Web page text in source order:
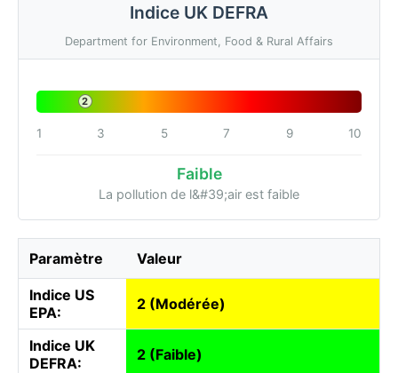
Indice UK DEFRA
Department for Environment, Food & Rural Affairs
2
1 3 5 7 9 10
Faible
La pollution de l&#39;air est faible
Paramètre Valeur
Indice US
EPA:
2 (Modérée)
Indice UK
DEFRA:
2 (Faible)